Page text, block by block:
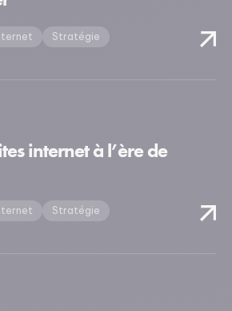
Stratégie
internet à l’ère de
Stratégie